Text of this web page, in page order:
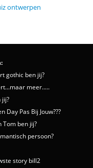
ontwerpen
gothic ben jij?
meer.....
jij?
Day Pas Bij Jouw???
Tom ben jij?
persoon?
story bill2